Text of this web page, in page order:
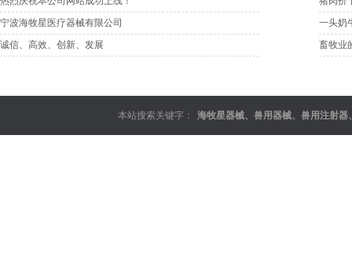
宁波海牧星医疗器械有限公司
诚信、高效、创新、发展
一头奶
畜牧业
本站搜索关键字： 海牧星器械、 兽用器械、 兽用注射器